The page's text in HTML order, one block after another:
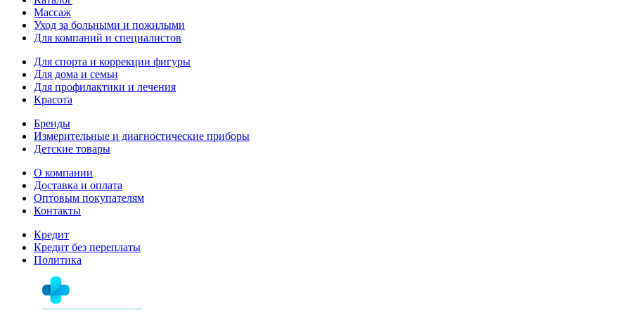
Массаж
Уход за больными и пожилыми
Для компаний и специалистов
Для спорта и коррекции фигуры
Для дома и семьи
Для профилактики и лечения
Красота
Бренды
Измерительные и диагностические приборы
Детские товары
О компании
Доставка и оплата
Оптовым покупателям
Контакты
Кредит
Кредит без переплаты
Политика